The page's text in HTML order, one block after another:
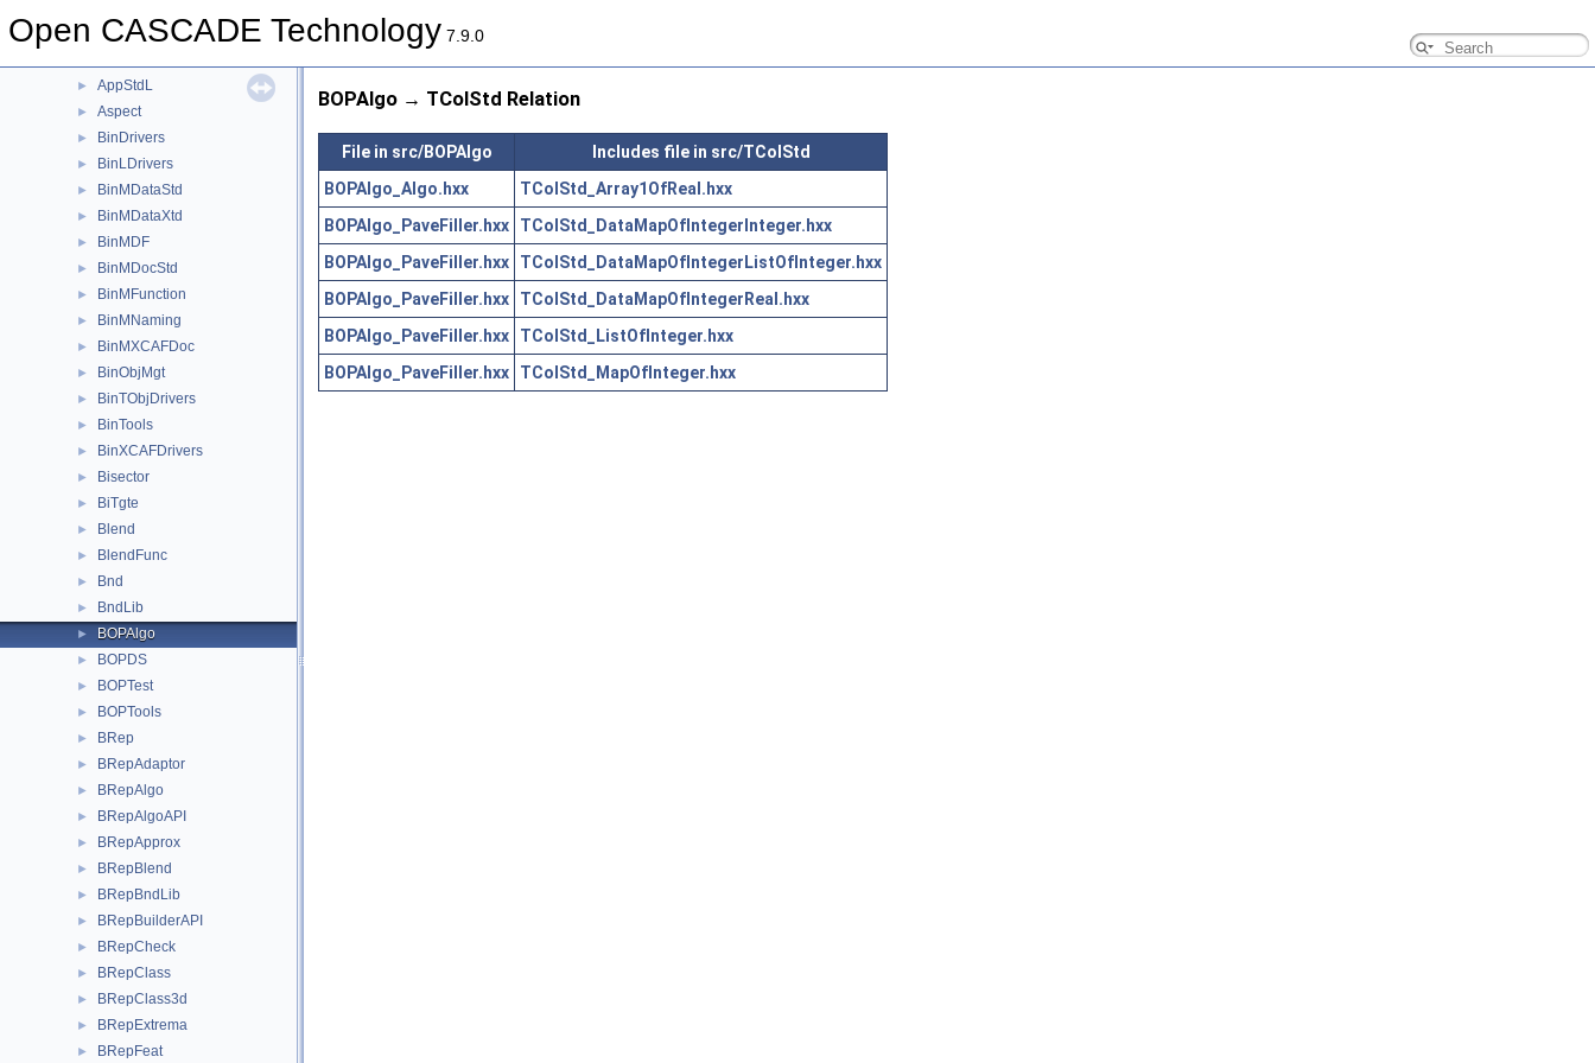
Open CASCADE Technology 7.9.0
► ApproxInt
► AppStdL
► Aspect
► BinDrivers
► BinLDrivers
► BinMDataStd
► BinMDataXtd
► BinMDF
► BinMDocStd
► BinMFunction
► BinMNaming
► BinMXCAFDoc
► BinObjMgt
► BinTObjDrivers
► BinTools
► BinXCAFDrivers
► Bisector
► BiTgte
► Blend
► BlendFunc
► Bnd
► BndLib
► BOPAlgo
► BOPDS
► BOPTest
► BOPTools
► BRep
► BRepAdaptor
► BRepAlgo
► BRepAlgoAPI
► BRepApprox
► BRepBlend
► BRepBndLib
► BRepBuilderAPI
► BRepCheck
► BRepClass
► BRepClass3d
► BRepExtrema
► BRepFeat
BOPAlgo → TColStd Relation
File in src/BOPAlgo
Includes file in src/TColStd
BOPAlgo_Algo.hxx
TColStd_Array1OfReal.hxx
BOPAlgo_PaveFiller.hxx
TColStd_DataMapOfIntegerInteger.hxx
BOPAlgo_PaveFiller.hxx
TColStd_DataMapOfIntegerListOfInteger.hxx
BOPAlgo_PaveFiller.hxx
TColStd_DataMapOfIntegerReal.hxx
BOPAlgo_PaveFiller.hxx
TColStd_ListOfInteger.hxx
BOPAlgo_PaveFiller.hxx
TColStd_MapOfInteger.hxx